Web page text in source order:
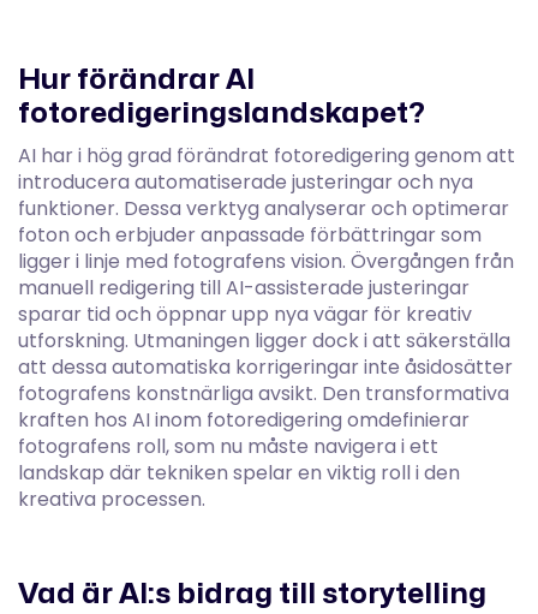
Hur förändrar AI
fotoredigeringslandskapet?
AI har i hög grad förändrat fotoredigering genom att
introducera automatiserade justeringar och nya
funktioner. Dessa verktyg analyserar och optimerar
foton och erbjuder anpassade förbättringar som
ligger i linje med fotografens vision. Övergången från
manuell redigering till AI-assisterade justeringar
sparar tid och öppnar upp nya vägar för kreativ
utforskning. Utmaningen ligger dock i att säkerställa
att dessa automatiska korrigeringar inte åsidosätter
fotografens konstnärliga avsikt. Den transformativa
kraften hos AI inom fotoredigering omdefinierar
fotografens roll, som nu måste navigera i ett
landskap där tekniken spelar en viktig roll i den
kreativa processen.
Vad är AI:s bidrag till storytelling